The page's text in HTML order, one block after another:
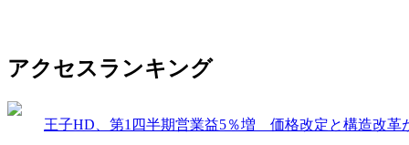
アクセスランキング
王子HD、第1四半期営業益5％増 価格改定と構造改革